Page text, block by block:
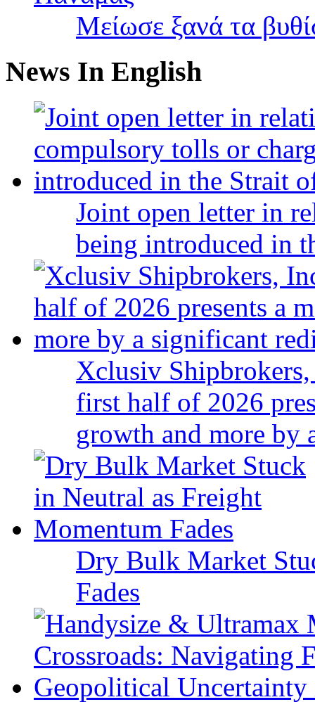
Μείωσε ξανά τα
News In English
Joint open letter in
being introduced in
Xclusiv
first half of 2026
growth and more
Dry Bulk Market
Fades